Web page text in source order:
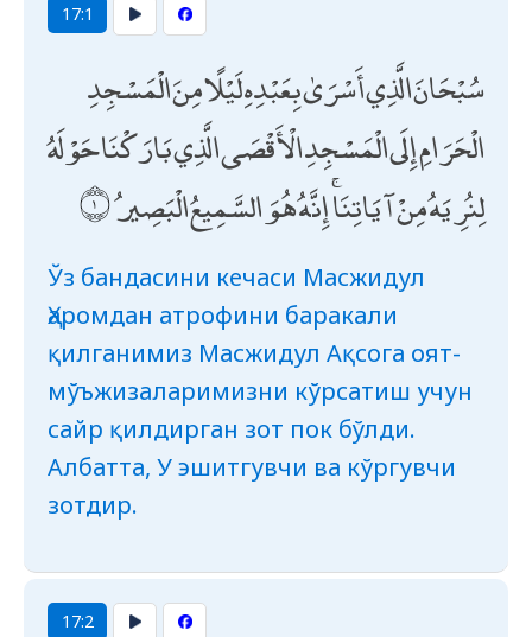
17:1
سُبْحَانَ الَّذِي أَسْرَىٰ بِعَبْدِهِ لَيْلًا مِنَ الْمَسْجِدِ
الْحَرَامِ إِلَى الْمَسْجِدِ الْأَقْصَى الَّذِي بَارَكْنَا حَوْلَهُ
لِنُرِيَهُ مِنْ آيَاتِنَا ۚ إِنَّهُ هُوَ السَّمِيعُ الْبَصِيرُ
Ўз бандасини кечаси Масжидул
Ҳаромдан атрофини баракали
қилганимиз Масжидул Ақсога оят-
мўъжизаларимизни кўрсатиш учун
сайр қилдирган зот пок бўлди.
Албатта, У эшитгувчи ва кўргувчи
зотдир.
17:2